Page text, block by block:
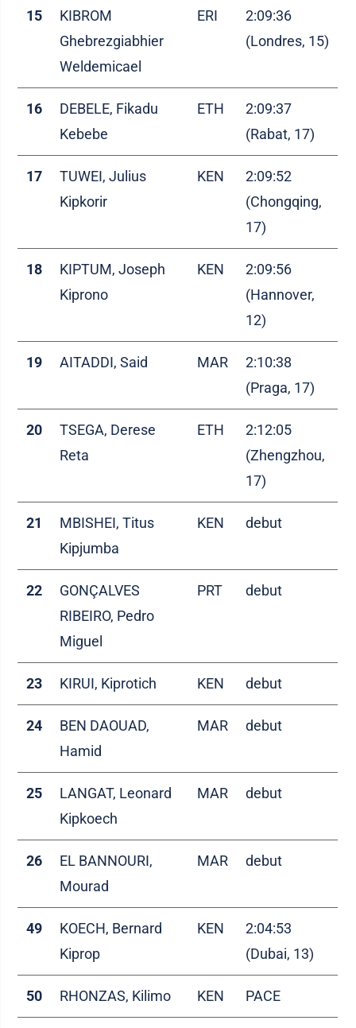
15
KIBROM
Ghebrezgiabhier
Weldemicael
ERI
2:09:36
(Londres, 15)
16
DEBELE, Fikadu
Kebebe
ETH
2:09:37
(Rabat, 17)
17
TUWEI, Julius
Kipkorir
KEN
2:09:52
(Chongqing,
17)
18
KIPTUM, Joseph
Kiprono
KEN
2:09:56
(Hannover,
12)
19 AITADDI, Said MAR
2:10:38
(Praga, 17)
20
TSEGA, Derese
Reta
ETH
2:12:05
(Zhengzhou,
17)
21
MBISHEI, Titus
Kipjumba
KEN debut
22
GONÇALVES
RIBEIRO, Pedro
Miguel
PRT debut
23 KIRUI, Kiprotich KEN debut
24
BEN DAOUAD,
Hamid
MAR debut
25
LANGAT, Leonard
Kipkoech
MAR debut
26
EL BANNOURI,
Mourad
MAR debut
49
KOECH, Bernard
Kiprop
KEN
2:04:53
(Dubai, 13)
50 RHONZAS, Kilimo KEN PACE